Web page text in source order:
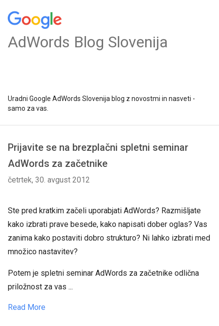
AdWords Blog Slovenija
Uradni Google AdWords Slovenija blog z novostmi in nasveti -
samo za vas.
Prijavite se na brezplačni spletni seminar
AdWords za začetnike
četrtek, 30. avgust 2012
Ste pred kratkim začeli uporabjati AdWords? Razmišljate
kako izbrati prave besede, kako napisati dober oglas? Vas
zanima kako postaviti dobro strukturo? Ni lahko izbrati med
množico nastavitev?
Potem je spletni seminar AdWords za začetnike odlična
priložnost za vas ...
Read More